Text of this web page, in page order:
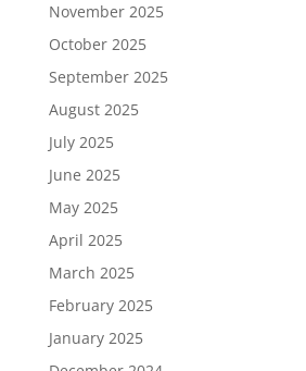
November 2025
October 2025
September 2025
August 2025
July 2025
June 2025
May 2025
April 2025
March 2025
February 2025
January 2025